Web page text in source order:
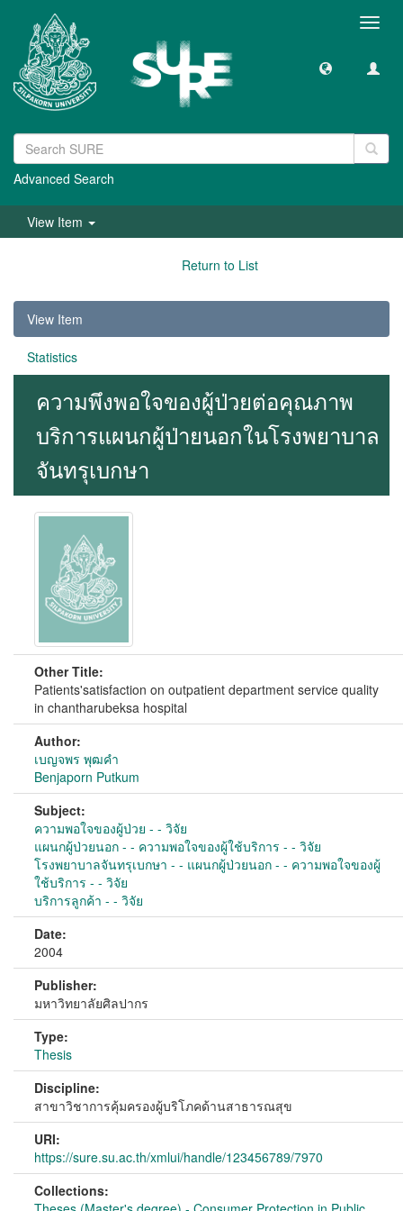
Advanced Search
View Item
Return to List
View Item
Statistics
ความพึงพอใจของผู้ป่วยต่อคุณภาพ
บริการแผนกผู้ป่ายนอกในโรงพยาบาล
จันทรุเบกษา
Other Title:
Patients'satisfaction on outpatient department service quality
in chantharubeksa hospital
Author:
เบญจพร พุฒคำ
Benjaporn Putkum
Subject:
ความพอใจของผู้ป่วย - - วิจัย
แผนกผู้ป่วยนอก - - ความพอใจของผู้ใช้บริการ - - วิจัย
โรงพยาบาลจันทรุเบกษา - - แผนกผู้ป่วยนอก - - ความพอใจของผู้
ใช้บริการ - - วิจัย
บริการลูกค้า - - วิจัย
Date:
2004
Publisher:
มหาวิทยาลัยศิลปากร
Type:
Thesis
Discipline:
สาขาวิชาการคุ้มครองผู้บริโภคด้านสาธารณสุข
URI:
https://sure.su.ac.th/xmlui/handle/123456789/7970
Collections: